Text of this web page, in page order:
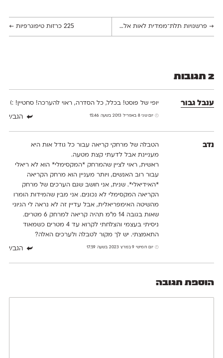
→פרשנויות תלת־ממדית לאות אל״ף ע״י סטודנטים מויצו חיפה 225 כרזות טיפוגרפיות ←
2 תגובות
ענבל גבור יופי של פוסט! בכלל, כל הסדרה, ראוי להערכה! סחטיין! :)
יום שני 8 באפריל 2013 בשעה 15:46 הגב/י
נדב
הטבלה של מרחקי קריאה עבור כל גודל אות היא
מעניינת אבל לדעתי קצת מטעה.
ראשית, ראוי לציין שהמרחק *המקסימלי* הוא לא ריאלי
עבור רוב האנשים, ויותר מעניין הוא מרחק הקריאה
*האידיאלי*. שנית, אני חושב שגם הערכים של מרחק
הקריאה המקסימלי לא נכונים. אני מבין שהמידות הומרו
מהשיטה האימפריאלית, אבל עדיין זה לא נראה לי הגיוני
שאות בגובה 14 מ"מ תהיה קריאה למרחק 6 מטרים.
ניסיתי בעצמי והצלחתי לקרוא עד 4 מטרים כשמאוד
התאמצתי. יש לך מקור לטבלה ולערכים האלה?
יום חמישי 9 במרץ 2023 בשעה 17:59 הגב/י
הוספת תגובה